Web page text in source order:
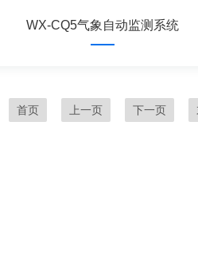
WX-CQ5气象自动监测系统
首页 上一页 下一页